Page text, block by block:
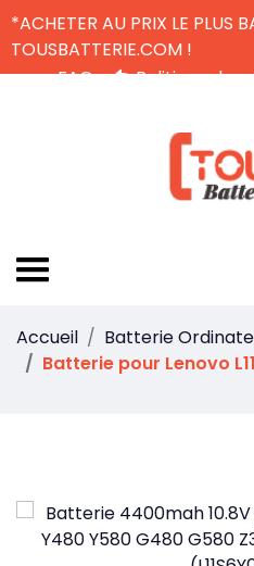
*ACHETER AU PRIX LE PLUS
TOUSBATTERIE.COM !
FAQ
Politique de
Accueil Batterie
Batterie pour Lenovo